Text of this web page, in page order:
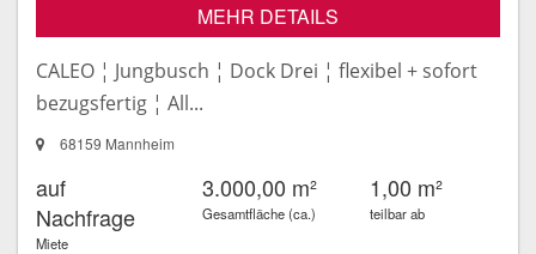
MEHR DETAILS
CALEO ¦ Jungbusch ¦ Dock Drei ¦ flexibel + sofort
bezugsfertig ¦ All...
68159 Mannheim
auf
Nachfrage
Miete
3.000,00 m²
Gesamtfläche (ca.)
1,00 m²
teilbar ab